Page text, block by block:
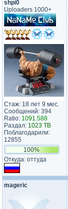
shpi0
Uploaders 1000+
Стаж: 18 лет 9 мес.
Сообщений: 394
Ratio: 1091.588
Раздал: 1023 TB
Поблагодарили:
12855
100%
Откуда: оттуда
mageric